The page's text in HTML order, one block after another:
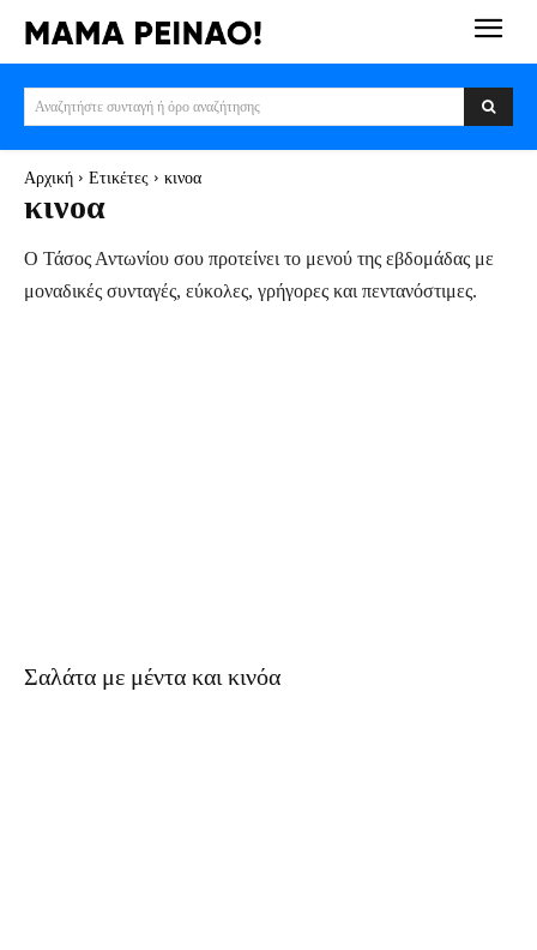
Αναζητήστε συνταγή ή όρο αναζήτησης
Αρχική Ετικέτες κινοα
κινοα
Ο Τάσος Αντωνίου σου προτείνει το μενού της εβδομάδας με
μοναδικές συνταγές, εύκολες, γρήγορες και πεντανόστιμες.
Σαλάτα με μέντα και κινόα